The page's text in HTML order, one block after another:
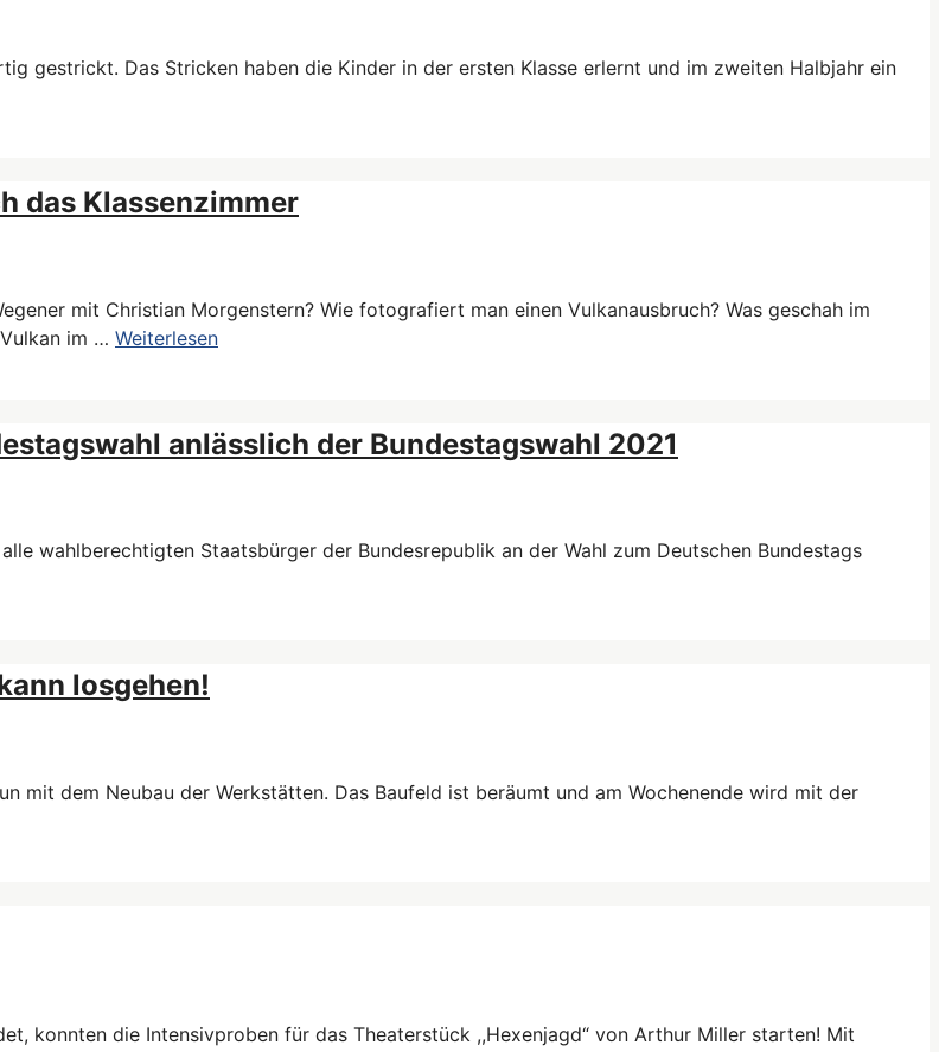
gestrickt. Das Stricken haben die Kinder in der ersten Klasse erlernt und im zweiten Halbjahr ein
das Klassenzimmer
mit Christian Morgenstern? Wie fotografiert man einen Vulkanausbruch? Was geschah im
im … Weiterlesen
anlässlich der Bundestagswahl 2021
wahlberechtigten Staatsbürger der Bundesrepublik an der Wahl zum Deutschen Bundestags
losgehen!
mit dem Neubau der Werkstätten. Das Baufeld ist beräumt und am Wochenende wird mit der
konnten die Intensivproben für das Theaterstück ,,Hexenjagd“ von Arthur Miller starten! Mit